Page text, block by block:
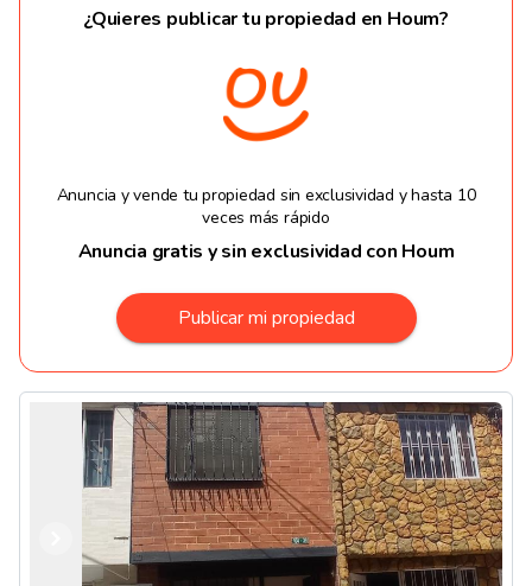
¿Quieres publicar tu propiedad en Houm?
Anuncia y vende tu propiedad sin exclusividad y hasta 10
veces más rápido
Anuncia gratis y sin exclusividad con Houm
Publicar mi propiedad
Anterior
Siguiente